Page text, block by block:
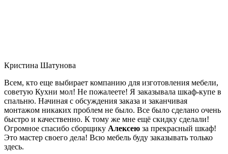
Кристина Шатунова
Всем, кто еще выбирает компанию для изготовления мебели,
советую Кухни мол! Не пожалеете! Я заказывала шкаф-купе в
спальню. Начиная с обсуждения заказа и заканчивая
монтажом никаких проблем не было. Все было сделано очень
быстро и качественно. К тому же мне ещё скидку сделали!
Огромное спасибо сборщику Алексею за прекрасный шкаф!
Это мастер своего дела! Всю мебель буду заказывать только
здесь.